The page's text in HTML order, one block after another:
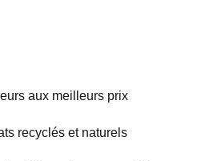
aux meilleurs prix
recyclés et naturels